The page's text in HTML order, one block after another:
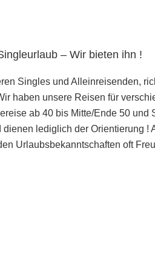
– Wir bieten ihn !
Singles und Alleinreisenden,
haben unsere Reisen für
ab 40 bis Mitte/Ende 50 und
lediglich der Orientierung !
Urlaubsbekanntschaften oft